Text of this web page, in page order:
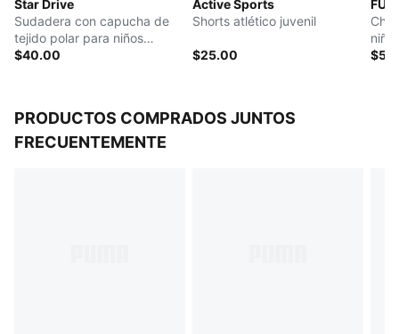
PUMA Juvenil: producto recomendado para niños y
adolescentes de 8 a 16 años
Star Drive
Sudadera con capucha de
tejido polar para niños
grandes
$40.00
Active Sports
Shorts atlético juvenil
$25.00
PRODUCTOS COMPRADOS JUNTOS
FRECUENTEMENTE